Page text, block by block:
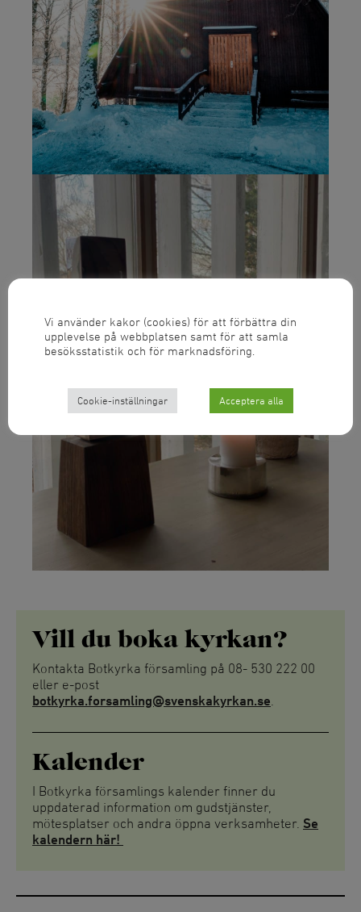
Vill du boka kyrkan?
Kontakta Botkyrka församling på 08- 530 222 00
eller e-post
botkyrka.forsamling@svenskakyrkan.se
Kalender
I Botkyrka församlings kalender finner du
uppdaterad information om gudstjänster,
mötesplatser och andra öppna verksamheter. Se
kalendern här!
Vi använder kakor (cookies) för att förbättra din
upplevelse på webbplatsen samt för att samla
besöksstatistik och för marknadsföring.
Cookie-inställningar Acceptera alla